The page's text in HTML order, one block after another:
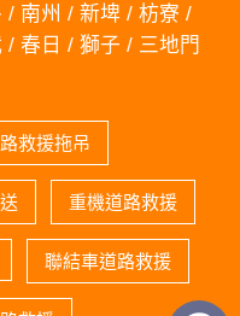
/ 南州 / 新埤 / 枋寮 /
春日 / 獅子 / 三地門
救援拖吊
重機道路救援
聯結車道路救援